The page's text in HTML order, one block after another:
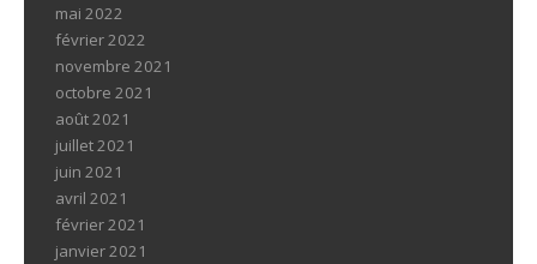
mai 2022
février 2022
novembre 2021
octobre 2021
août 2021
juillet 2021
juin 2021
avril 2021
février 2021
janvier 2021